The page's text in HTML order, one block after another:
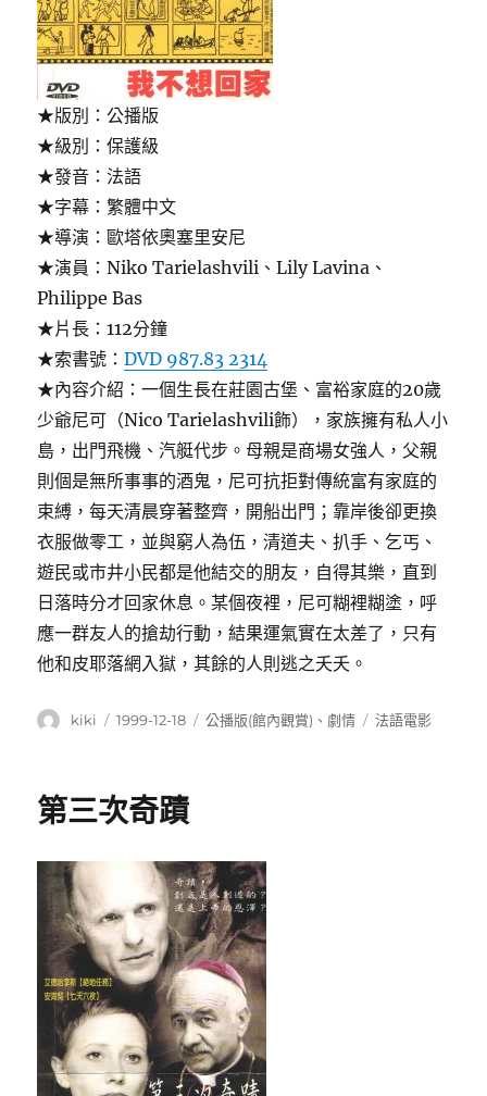
★版別：公播版
★級別：保護級
★發音：法語
★字幕：繁體中文
★導演：歐塔依奧塞里安尼
★演員：Niko Tarielashvili、Lily Lavina、
Philippe Bas
★片長：112分鐘
★索書號：DVD 987.83 2314
★內容介紹：一個生長在莊園古堡、富裕家庭的20歲
少爺尼可（Nico Tarielashvili飾），家族擁有私人小
島，出門飛機、汽艇代步。母親是商場女強人，父親
則個是無所事事的酒鬼，尼可抗拒對傳統富有家庭的
束縛，每天清晨穿著整齊，開船出門；靠岸後卻更換
衣服做零工，並與窮人為伍，清道夫、扒手、乞丐、
遊民或市井小民都是他結交的朋友，自得其樂，直到
日落時分才回家休息。某個夜裡，尼可糊裡糊塗，呼
應一群友人的搶劫行動，結果運氣實在太差了，只有
他和皮耶落網入獄，其餘的人則逃之夭夭。
作
kiki
發
1999-12-18
分
公播版(館內觀賞) 、 劇情
標
法語電影
第三次奇蹟